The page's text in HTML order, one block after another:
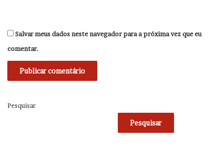
Salvar meus dados neste navegador para a próxima vez que eu
comentar.
Pesquisar
Pesquisar